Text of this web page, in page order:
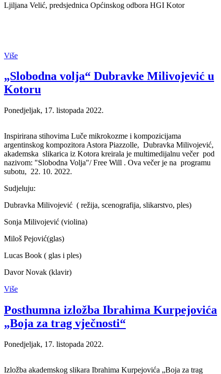
Ljiljana Velić, predsjednica Općinskog odbora HGI Kotor
Više
„Slobodna volja“ Dubravke Milivojević u
Kotoru
Ponedjeljak, 17. listopada 2022.
Inspirirana stihovima Luče mikrokozme i kompozicijama
argentinskog kompozitora Astora Piazzolle, Dubravka Milivojević,
akademska slikarica iz Kotora kreirala je multimedijalnu večer pod
nazivom: "Slobodna Volja"/ Free Will . Ova večer je na programu
subotu, 22. 10. 2022.
Sudjeluju:
Dubravka Milivojević ( režija, scenografija, slikarstvo, ples)
Sonja Milivojević (violina)
Miloš Pejović(glas)
Lucas Book ( glas i ples)
Davor Novak (klavir)
Više
Posthumna izložba Ibrahima Kurpejovića
„Boja za trag vječnosti“
Ponedjeljak, 17. listopada 2022.
Izložba akademskog slikara Ibrahima Kurpejovića „Boja za trag